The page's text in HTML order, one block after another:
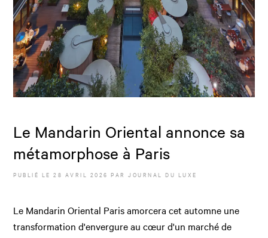
Le Mandarin Oriental annonce sa
métamorphose à Paris
PUBLIÉ LE28 AVRIL 2026 PAR JOURNAL DU LUXE
Le Mandarin Oriental Paris amorcera cet automne une
transformation d'envergure au cœur d'un marché de